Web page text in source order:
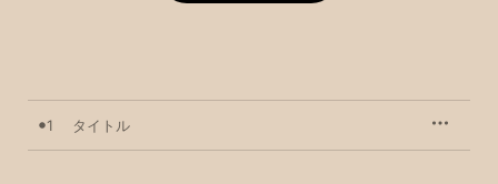
1 タイトル